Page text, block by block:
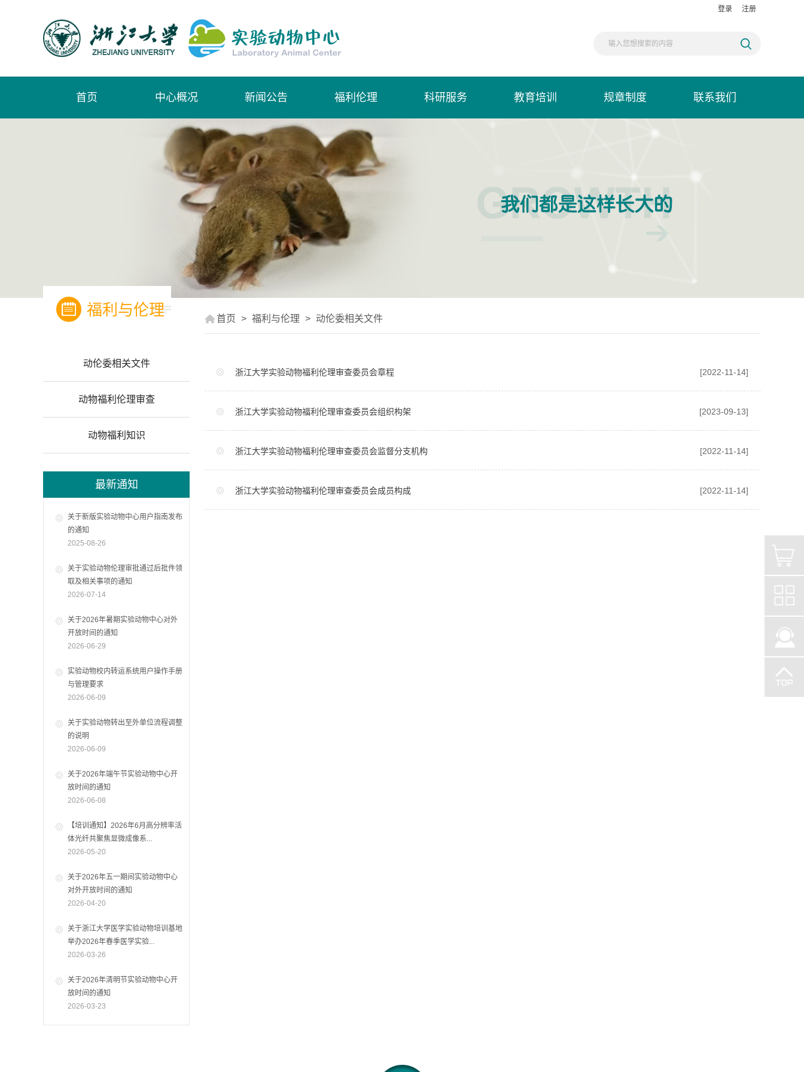
登录 注册
首页 中心概况 新闻公告 福利伦理 科研服务 教育培训 规章制度 联系我们
福利与伦理
动伦委相关文件
动物福利伦理审查
动物福利知识
最新通知
关于新版实验动物中心用户指南发布
的通知
2025-08-26
关于实验动物伦理审批通过后批件领
取及相关事项的通知
2026-07-14
关于2026年暑期实验动物中心对外
开放时间的通知
2026-06-29
实验动物校内转运系统用户操作手册
与管理要求
2026-06-09
关于实验动物转出至外单位流程调整
的说明
2026-06-09
关于2026年端午节实验动物中心开
放时间的通知
2026-06-08
【培训通知】2026年6月高分辨率活
体光纤共聚焦显微成像系...
2026-05-20
关于2026年五一期间实验动物中心
对外开放时间的通知
2026-04-20
关于浙江大学医学实验动物培训基地
举办2026年春季医学实验...
2026-03-26
关于2026年清明节实验动物中心开
放时间的通知
2026-03-23
首页 > 福利与伦理 > 动伦委相关文件
浙江大学实验动物福利伦理审查委员会章程 [2022-11-14]
浙江大学实验动物福利伦理审查委员会组织构架 [2023-09-13]
浙江大学实验动物福利伦理审查委员会监督分支机构 [2022-11-14]
浙江大学实验动物福利伦理审查委员会成员构成 [2022-11-14]